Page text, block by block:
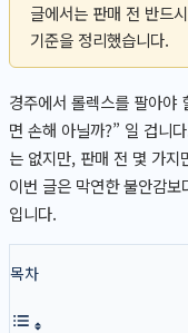
글에서는 판매 전 반드
기준을 정리했습니다.
경주에서 롤렉스를 팔아야
면 손해 아닐까?” 일 겁니
는 없지만, 판매 전 몇 가지
이번 글은 막연한 불안감
입니다.
목차